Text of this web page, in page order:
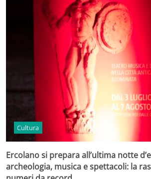
Cultura
Ercolano si prepara all’ultima notte
archeologia, musica e spettacoli: la